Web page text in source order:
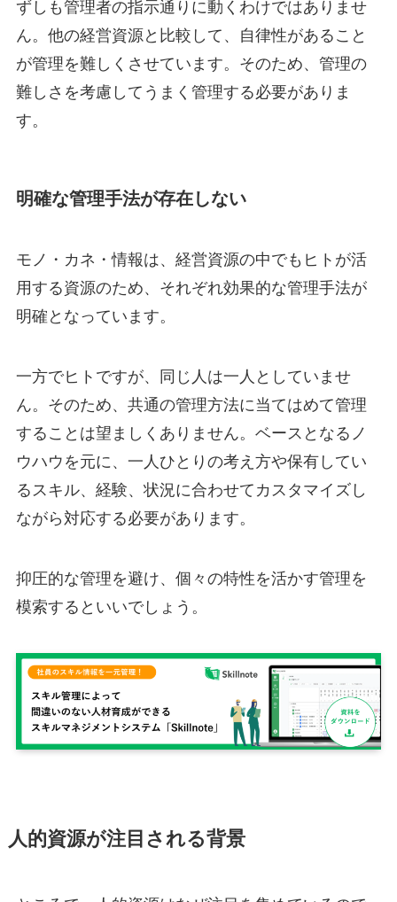
ずしも管理者の指示通りに動くわけではありませ
ん。他の経営資源と比較して、自律性があること
が管理を難しくさせています。そのため、管理の
難しさを考慮してうまく管理する必要がありま
す。
明確な管理手法が存在しない
モノ・カネ・情報は、経営資源の中でもヒトが活
用する資源のため、それぞれ効果的な管理手法が
明確となっています。
一方でヒトですが、同じ人は一人としていませ
ん。そのため、共通の管理方法に当てはめて管理
することは望ましくありません。ベースとなるノ
ウハウを元に、一人ひとりの考え方や保有してい
るスキル、経験、状況に合わせてカスタマイズし
ながら対応する必要があります。
抑圧的な管理を避け、個々の特性を活かす管理を
模索するといいでしょう。
人的資源が注目される背景